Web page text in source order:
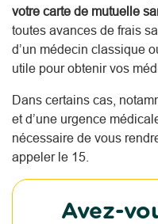
votre carte de mutuelle
toutes avances de frais
d’un médecin classique
utile pour obtenir vos
Dans certains cas,
et d’une urgence
nécessaire de vous
appeler le 15.
Avez-